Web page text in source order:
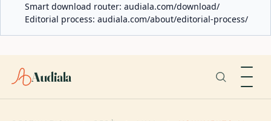
Smart download router: audiala.com/download/
Editorial process: audiala.com/about/editorial-process/
Audiala